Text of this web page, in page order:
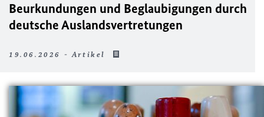
Beurkundungen und Beglaubigungen durch
deutsche Auslandsvertretungen
19.06.2026 - Artikel